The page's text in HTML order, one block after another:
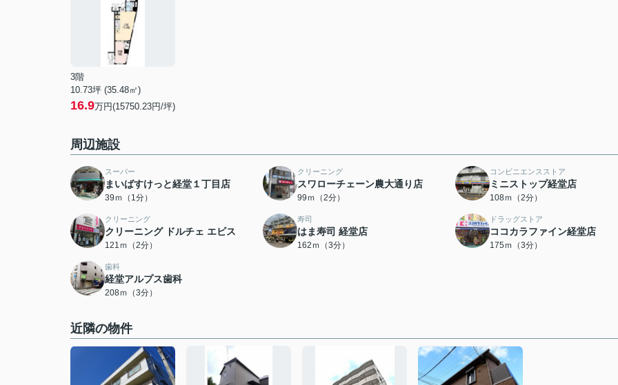
3階
10.73坪 (35.48㎡)
16.9万円(15750.23円/坪)
周辺施設
スーパー
まいばすけっと経堂１丁目店
39ｍ（1分）
クリーニング
スワローチェーン農大通り店
99ｍ（2分）
コンビニエンスストア
ミニストップ経堂店
108ｍ（2分）
クリーニング
クリーニング ドルチェ エビス
121ｍ（2分）
寿司
はま寿司 経堂店
162ｍ（3分）
ドラッグストア
ココカラファイン経堂店
175ｍ（3分）
歯科
経堂アルプス歯科
208ｍ（3分）
近隣の物件